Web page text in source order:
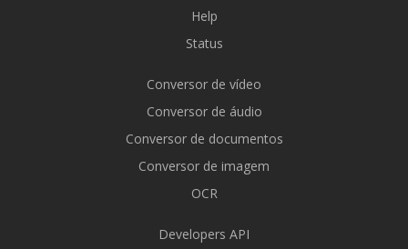
Help
Status
Conversor de vídeo
Conversor de áudio
Conversor de documentos
Conversor de imagem
OCR
Developers API